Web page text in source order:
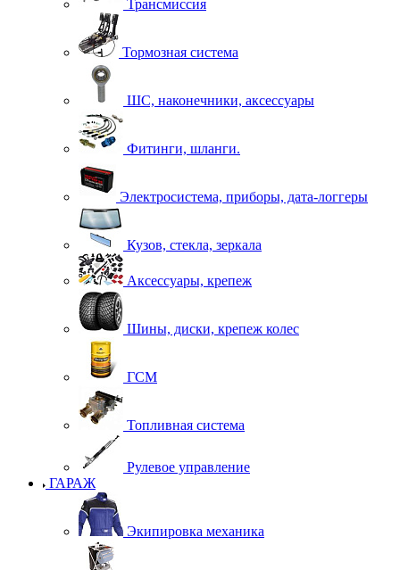
Трансмиссия
Тормозная система
ШС, наконечники, аксессуары
Фитинги, шланги.
Электросистема, приборы, дата-логгеры
Кузов, стекла, зеркала
Аксессуары, крепеж
Шины, диски, крепеж колес
ГСМ
Топливная система
Рулевое управление
ГАРАЖ
Экипировка механика